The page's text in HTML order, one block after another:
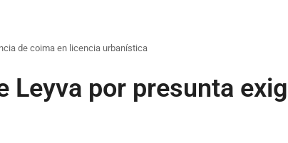
de coima en licencia urbanística
Leyva por presunta